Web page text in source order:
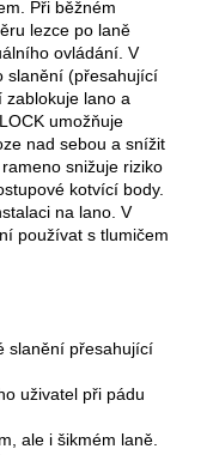
Při běžném
lezce po laně
ovládání. V
slanění (přesahující
lano a
umožňuje
nad sebou a snížit
snižuje riziko
kotvící body.
na lano. V
používat s tlumičem
slanění přesahující
uživatel při pádu
ale i šikmém laně.